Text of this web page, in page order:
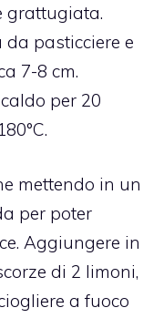
grattugiata.
pasticciere e
7-8 cm.
per 20
mettendo in un
per poter
Aggiungere in
di 2 limoni,
a fuoco